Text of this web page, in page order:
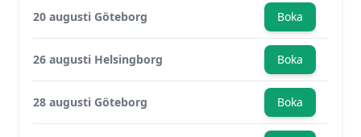
20 augusti Göteborg Boka
26 augusti Helsingborg Boka
28 augusti Göteborg Boka